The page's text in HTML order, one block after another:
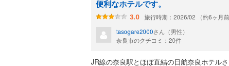
便利なホテルです。
3.0
旅行時期：2026/02 （約6ヶ月前
tasogare2000さん（男性）
奈良市のクチコミ：20件
JR線の奈良駅とほぼ直結の日航奈良ホテル